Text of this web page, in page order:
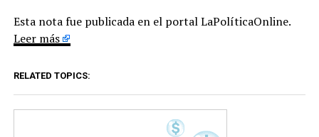
Esta nota fue publicada en el portal LaPolíticaOnline.
Leer más
RELATED TOPICS: